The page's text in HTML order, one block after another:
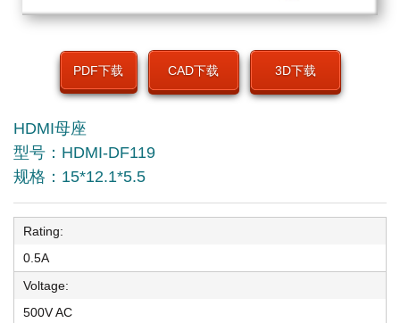
PDF下载 CAD下载 3D下载
HDMI母座
型号：HDMI-DF119
规格：15*12.1*5.5
Rating:
0.5A
Voltage:
500V AC